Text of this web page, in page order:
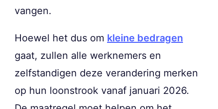
vangen.
Hoewel het dus om kleine bedragen
gaat, zullen alle werknemers en
zelfstandigen deze verandering merken
op hun loonstrook vanaf januari 2026.